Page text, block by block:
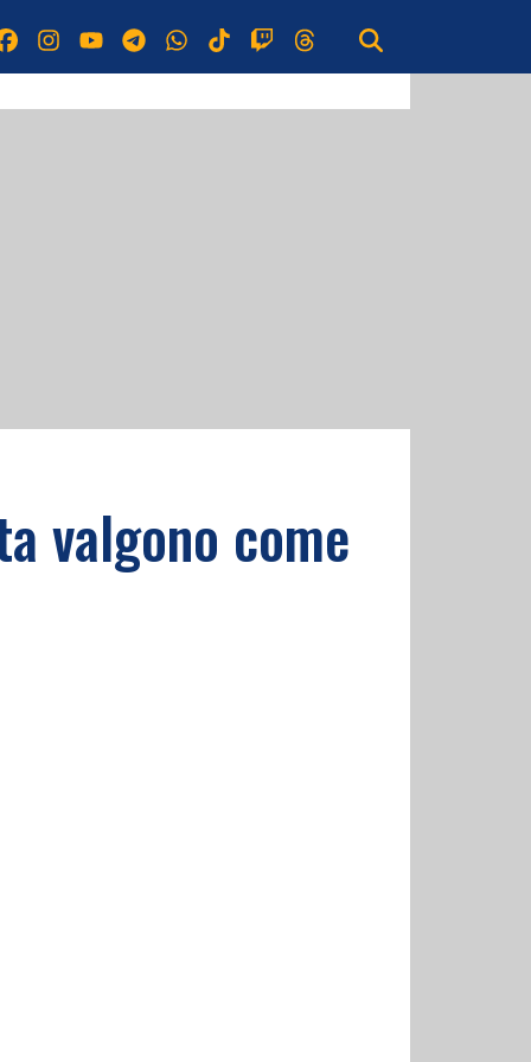
valgono come